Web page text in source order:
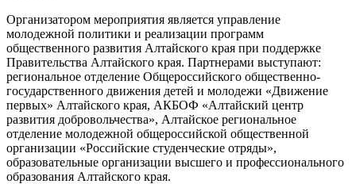
Организатором мероприятия является управление
молодежной политики и реализации программ
общественного развития Алтайского края при поддержке
Правительства Алтайского края. Партнерами выступают:
региональное отделение Общероссийского общественно-
государственного движения детей и молодежи «Движение
первых» Алтайского края, АКБОФ «Алтайский центр
развития добровольчества», Алтайское региональное
отделение молодежной общероссийской общественной
организации «Российские студенческие отряды»,
образовательные организации высшего и профессионального
образования Алтайского края.